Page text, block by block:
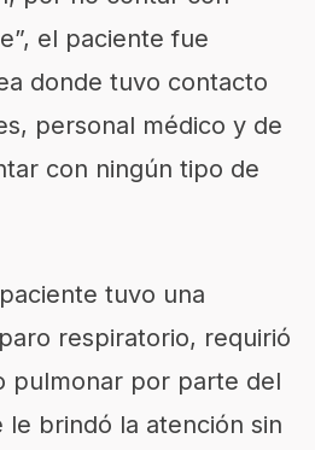
el paciente fue
donde tuvo contacto
personal médico y de
con ningún tipo de
tuvo una
respiratorio, requirió
pulmonar por parte del
le brindó la atención sin